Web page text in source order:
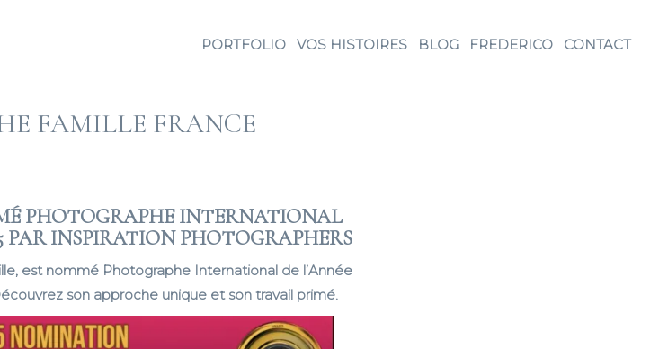
PORTFOLIO VOS HISTOIRES BLOG FREDERICO CONTACT
FAMILLE FRANCE
PHOTOGRAPHE INTERNATIONAL
PAR INSPIRATION PHOTOGRAPHERS
est nommé Photographe International de l’Année
son approche unique et son travail primé.